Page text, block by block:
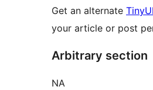
Get an alternate
your article or post
Arbitrary section
NA